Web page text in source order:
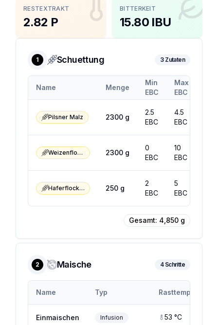
RESTEXTRAKT
2.82 P
BITTERKEIT
15.80 IBU
1 Schuettung 3Zutaten
Name Menge
Min
EBC
Max
EBC
Pilsner Malz 2300 g
2.5
EBC
4.5
EBC
Weizenflocken 2300 g
0
EBC
10
EBC
Haferflocken 250 g
2
EBC
5
EBC
Gesamt: 4,850 g
2 Maische 4Schritte
Name Typ Rasttemp.
Einmaischen Infusion 53 °C